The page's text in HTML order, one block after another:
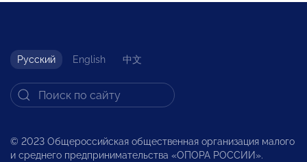
Русский English 中文
© 2023 Общероссийская общественная организация малого
и среднего предпринимательства «ОПОРА РОССИИ».